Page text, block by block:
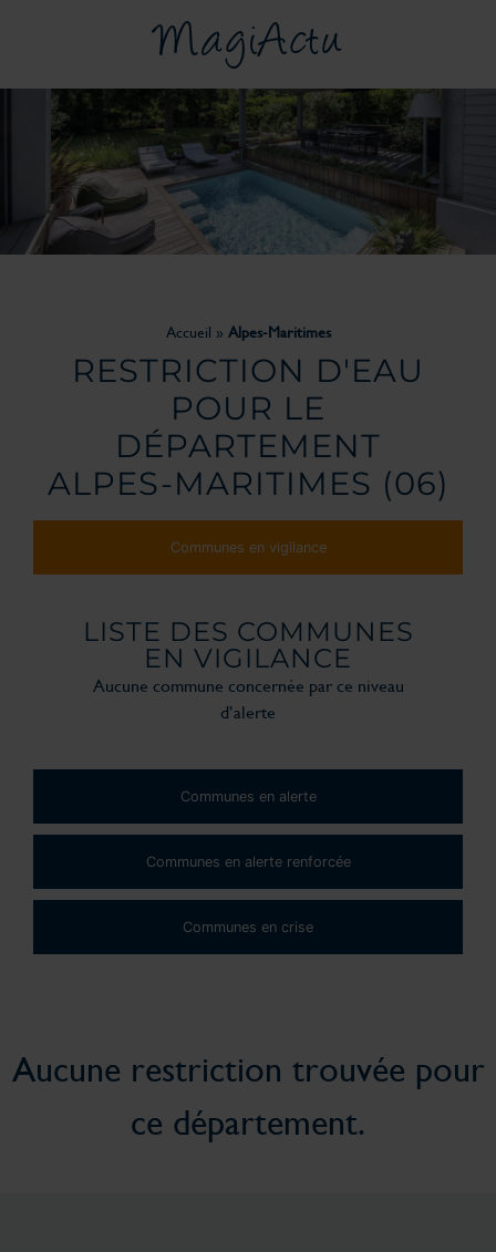
MagiActu
Accueil » Alpes-Maritimes
RESTRICTION D'EAU
POUR LE
DÉPARTEMENT
ALPES-MARITIMES (06)
Communes en vigilance
Communes en alerte
Communes en alerte renforcée
Communes en crise
LISTE DES COMMUNES
EN VIGILANCE
Aucune commune concernée par ce niveau
d’alerte
Aucune restriction trouvée pour
ce département.